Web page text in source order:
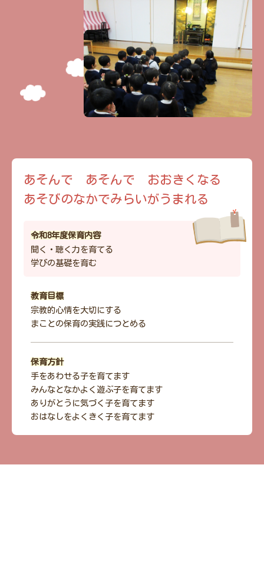
あそんで あそんで おおきくなる
あそびのなかでみらいがうまれる
令和8年度保育内容
聞く・聴く力を育てる
学びの基礎を育む
教育目標
宗教的心情を大切にする
まことの保育の実践につとめる
保育方針
手をあわせる子を育てます
みんなとなかよく遊ぶ子を育てます
ありがとうに気づく子を育てます
おはなしをよくきく子を育てます